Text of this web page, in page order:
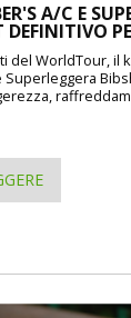
A/C E
del WorldTour, il
Superleggera